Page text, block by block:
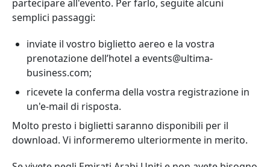
partecipare all'evento. Per farlo, seguite alcuni
semplici passaggi:
inviate il vostro biglietto aereo e la vostra
prenotazione dell’hotel a events@ultima-
business.com;
ricevete la conferma della vostra registrazione in
un'e-mail di risposta.
Molto presto i biglietti saranno disponibili per il
download. Vi informeremo ulteriormente in merito.